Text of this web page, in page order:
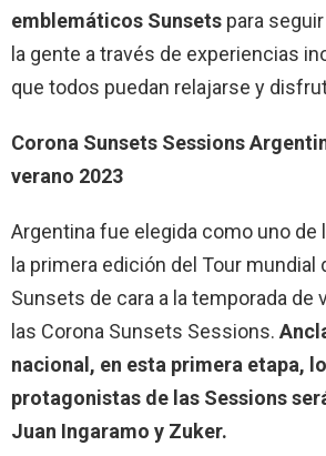
emblemáticos Sunsets para
la gente a través de experiencias
que todos puedan relajarse y
Corona Sunsets Sessions
verano 2023
Argentina fue elegida como uno de
la primera edición del Tour mundial
Sunsets de cara a la temporada de
las Corona Sunsets Sessions.
nacional, en esta primera etapa,
protagonistas de las Sessions
Juan Ingaramo y Zuker.